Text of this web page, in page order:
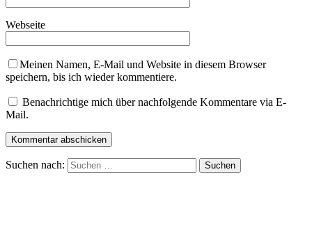
Webseite
Meinen Namen, E-Mail und Website in diesem Browser
speichern, bis ich wieder kommentiere.
Benachrichtige mich über nachfolgende Kommentare via E-
Mail.
Suchen nach: